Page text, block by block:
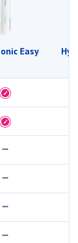
Easy
✓Ano
✓Ano
–
–
–
–